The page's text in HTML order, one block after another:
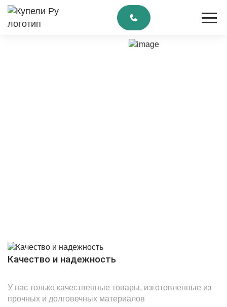
Качество и надежность
У нас только качественные товары, изготовленные из
прочных и долговечных материалов